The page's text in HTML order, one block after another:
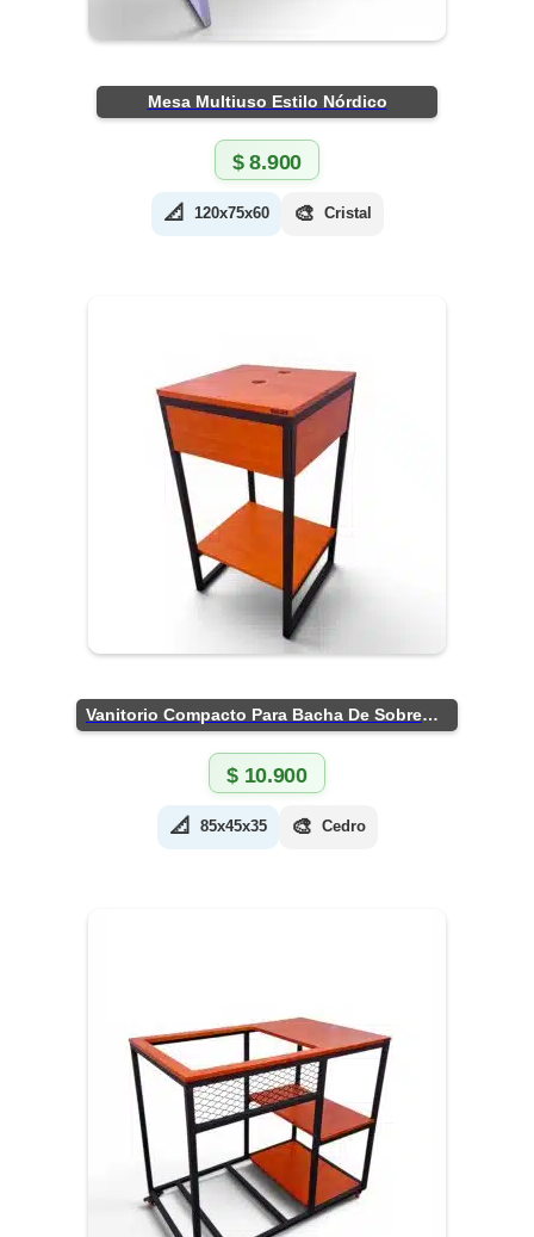
Mesa Multiuso Estilo Nórdico
$8.900
📐 120x75x60 🎨 Cristal
Vanitorio Compacto Para Bacha De Sobreponer
$10.900
📐 85x45x35 🎨 Cedro